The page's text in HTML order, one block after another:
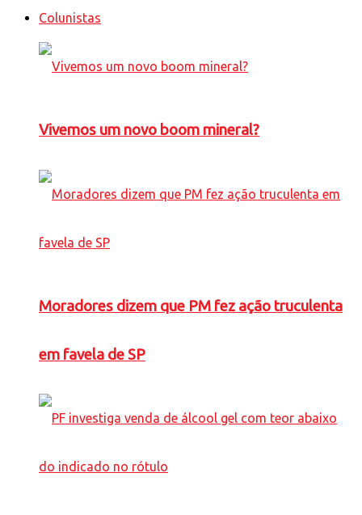
Colunistas
Vivemos um novo boom mineral?
Moradores dizem que PM fez ação truculenta
em favela de SP